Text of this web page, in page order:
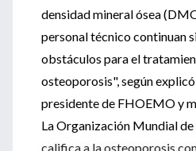
densidad mineral ósea
personal técnico continuan
obstáculos para el
osteoporosis", según
presidente de FHOEMO y
La Organización Mundial de
califica a la osteoporosis